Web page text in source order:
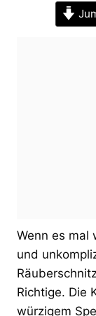
Wenn es mal
und
Richtige. Die
würzigem